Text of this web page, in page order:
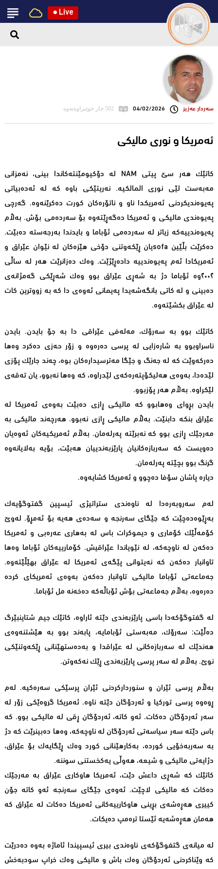
● Live
سه‌ردار عه‌زیز 04/02/2026 502 جار خوێنراوەتەوە
ئەمریکا و نوری مالیکی
کاتێک هەر سێ پیتی NAM لە دۆکیومێنتەکاندا بینی، نەمزانی
مەبەست لێی نوری المالکیە. نەریتێکی باوە کە لە ئەدەبیاتی
پەیوەندیکردنی ئەمریکدا ناو و ناتۆرەکان کورت دەکرێنەوە. گەرچی
پەیوەندی مالیکی و ئەمریکا دەگەڕێتەوە بۆ سەردەمی بۆش. بەڵام
پەیوەندییەکە زیاتر لە سەردەمی ئۆباما و بایدندا بەرجەستە دەبێت.
دەکرێت بڵێین sofaیان ڕێکەوتنی دۆخی هێزەکان لە نێوان عێراق و
ئەمریکادا ئەم پەیوەندییە دادەڕێژێت. وەک دەزانرێت هەر لە ساڵی
٢٠٠٢وە ئۆباما دژ بە شەڕی عێراق بوو وەک شەڕێکی گەمژانەی
دەبینی و لە کاتی بانگەشەیدا پەیمانی ئەوەی دا کە بە زووترین کات
لە عێراق بکشێتەوە.
کاتێک بوو بە سەرۆک، مەلەفی عێراقی دا بە جۆ بایدن. بایدن
ناسراوبوو بە شارەزایی لە پرسی دەرەوە و زۆر حەزی دەکرد وەها
دەرکەوێت کە لە جەنگ و جێگا مەترسیدارەکان بوە، چەند جارێک پۆزی
لێدەدا، بەوەی هەلیکۆپتەرەکەی لێدراوە، کە وەها نەبوو، یان تەقەی
لێکراوە. بەڵام هەر پۆزبوو.
بایدن بڕوای وەهابوو کە مالیکی ڕازی دەبێت بەوەی ئەمریکا لە
عێراق بنکە دابنێت. بەڵام مالیکی ڕازی نەبوو. هەرچەند مالیکی بە
مەرجێک ڕازی بوو کە نەبرێتە پەرلەمان. بەڵام ئەمریکیەکان ئەوەیان
دەویست کە سەربازەکانیان پارێزبەندییان هەبێت، بۆیە بەلایانەوە
گرنگ بوو بچێتە پەرلەمان.
دیارە پاشان سۆفا دەچوو و ئەمریکا کشایەوە.
لەم سەروبەرەدا لە ناوەندی ستراتیژی ئیسپین گفتوگۆیەک
بەڕێوەدەچێت کە جێگای سەرنجە و سەدەی هەیە بۆ ئەمڕۆ. لەوێ
کۆمەڵێک کۆماری و دیموکرات باس لە بەهاری عەرەبی و ئەمریکا
دەکەن لە ناوچەکە، لە نێویاندا عێراقیش. کۆمارییەکان ئۆباما وەها
تاوانبار دەکەن کە نەیتوانی پێگەی ئەمریکا لە عێراق بهێڵێتەوە.
جەماعەتی ئۆباما مالیکی تاوانبار دەکەن بەوەی ئەمریکای کردە
دەرەوە، بەڵام جەماعەتی بۆش ئۆباڵەکە دەخەنە مل ئۆباما.
لە گفتوگۆکەدا باسی پارێزبەندی دێتە ئاراوە، کاتێک جیم شتاینبێرگ
دەڵێت: سەرۆک، مەبەستی ئۆبامایە، پابەند بوو بە هێشتنەوەی
هەندێک لە سەربازەکانی لە عێراقدا و بەدەستهێنانی ڕێکەوتنێکی
نوێ. بەڵام لە سەر پرسی پارێزبەندی ڕێک نەکەوتن.
بەڵام پرسی ئێران و سنوردارکردنی ئێران پرسێکی سەرەکیە. لەم
ڕوەوە پرسی تورکیا و ئەردۆگان دێتە ناوە. ئەمریکا گروەێکی زۆر لە
سەر ئەردۆگان دەکات. ئەو کاتە، ئەردۆگان ڕقی لە مالیکی بوو. کە
باس دێتە سەر سیاسەتی ئەردۆگان لە ناوچەکە، وەها دەبینرێت کە دژ
بە سەربەخۆیی کوردە، بەکارهێنانی کورد وەک ڕێگایەک بۆ عێراق،
دژایەتی مالیکی و شیعە، هەوڵی یەکخستنی سوننە.
کاتێک کە شەڕی داعش دێت، ئەمریکا هاوکاری عێراق بە مەرجێک
دەکات کە مالیکی لاچێت. ئەوەی جێگای سەرنجە ئەو کاتە جۆن
کییری هەڕەشەی بڕینی هاوکارییەکانی ئەمریکا دەکات لە عێراق کە
هەمان هەڕەشەیە ئێستا ترەمپ دەیکات.
لە میانەی گتفوگۆکەی ناوەندی بیری ئیسپیندا ئاماژە بەوە دەدرێت
کە وێناکردنی ئەردۆگان وەک باش و مالیکی وەک خراپ سودبەخش